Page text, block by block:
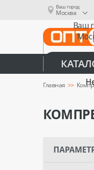
Ваш город
Москва
Ваш
Главная